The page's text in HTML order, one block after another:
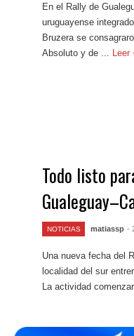
En el Rally de
uruguayense
Bruzera se
Absoluto y de ...
Leer
Todo listo
NOTICIAS matiassp -
Una nueva fecha del
localidad del sur
La actividad